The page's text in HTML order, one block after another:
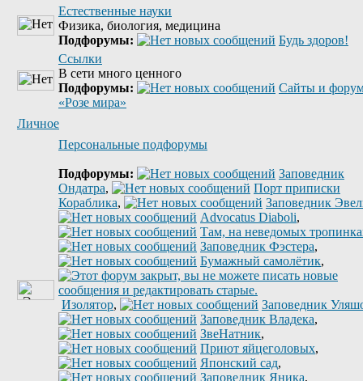
Естественные науки
Физика, биология, медицина
Подфорумы:
Будь здоров!
Ссылки
В сети много ценного
Подфорумы:
Сайты и
«Розе мира»
Личное
Персональные подфорумы
Подфорумы:
Заповедник
Ондатра,
Порт приписки
Кораблика,
Заповедник
Advocatus Diaboli,
Там, на неведомых
Заповедник Фэстера,
Бумажный самолётик,
Изолятор,
Заповедник
Заповедник Владека,
ЗвеНатник,
Приют яйцеголовых,
Японский сад,
Заповедник Яника,